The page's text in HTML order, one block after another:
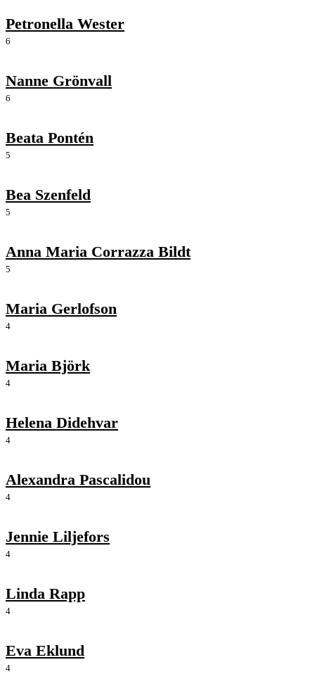
Petronella Wester
6
Nanne Grönvall
6
Beata Pontén
5
Bea Szenfeld
5
Anna Maria Corrazza Bildt
5
Maria Gerlofson
4
Maria Björk
4
Helena Didehvar
4
Alexandra Pascalidou
4
Jennie Liljefors
4
Linda Rapp
4
Eva Eklund
4